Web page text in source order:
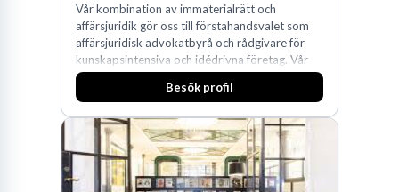
Vår kombination av immaterialrätt och
affärsjuridik gör oss till förstahandsvalet som
affärsjuridisk advokatbyrå och rådgivare för
kunskapsintensiva och idédrivna företag. Vår
expertis inom IP-tillgångar har gett oss en
marknadsledande position. Våra klienter väljer
skydda, utveckla och kommersialisera
företagets viktigaste tillgångar.
Besök profil